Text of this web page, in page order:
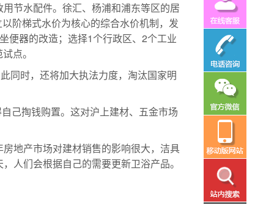
节水配件。徐汇、杨浦和浦东等区的居
阶梯式水价为核心的综合水价机制，发
便器的改造；选择1个行政区、2个工业
点。
同时，还将加大执法力度，淘汰国家明
己掏钱购置。这对沪上建材、五金市场
地产市场对建材销售的影响很大，洁具
人们会根据自己的需要更新卫浴产品。